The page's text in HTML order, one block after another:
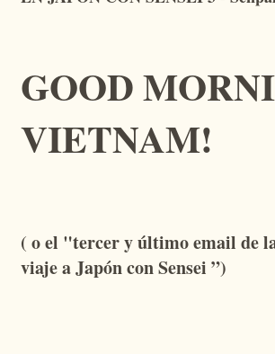
GOOD
VIETNAM!
( o el "tercer y último email de
viaje a Japón con Sensei ”)